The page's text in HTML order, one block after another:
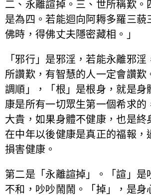
二、永離諠掉。三、世所稱歎。
是為四。若能迴向阿耨多羅三藐
佛時，得佛丈夫隱密藏相。」
「邪行」是邪淫，若能永離邪
所讚歎，有智慧的人一定會讚歎
調順」，「根」是根身，就是身
康是所有一切眾生第一個希求的
大貴，如果身體不健康，也是終
在中年以後健康是真正的福報，
損害健康。
第二是「永離諠掉」。「諠」是
不和，吵吵鬧鬧。「掉」，是身